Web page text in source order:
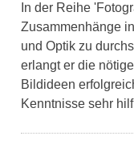
In der Reihe
Zusammenhänge
und Optik zu
erlangt er die
Bildideen
Kenntnisse sehr